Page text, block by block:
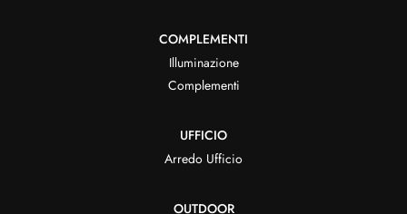
COMPLEMENTI
Illuminazione
Complementi
UFFICIO
Arredo Ufficio
OUTDOOR